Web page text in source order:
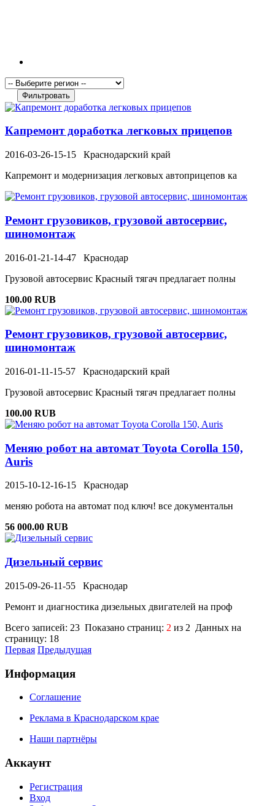
Капремонт доработка легковых прицепов
2016-03-26-15-15
Краснодарский край
Капремонт и модернизация легковых автоприцепов ка
Ремонт грузовиков, грузовой автосервис,
шиномонтаж
2016-01-21-14-47
Краснодар
Грузовой автосервис Красный тягач предлагает полны
100.00 RUB
Ремонт грузовиков, грузовой автосервис,
шиномонтаж
2016-01-11-15-57
Краснодарский край
Грузовой автосервис Красный тягач предлагает полны
100.00 RUB
Меняю робот на автомат Toyota Corolla 150,
Auris
2015-10-12-16-15
Краснодар
меняю робота на автомат под ключ! все документальн
56 000.00 RUB
Дизельный сервис
2015-09-26-11-55
Краснодар
Ремонт и диагностика дизельных двигателей на проф
Всего записей: 23 Показано страниц: 2 из 2 Данных на
страницу: 18
Первая Предыдущая
Информация
Соглашение
Реклама в Краснодарском крае
Наши партнёры
Аккаунт
Регистрация
Вход